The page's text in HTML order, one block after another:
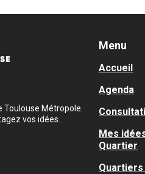
Toulouse Métropole.
vos idées.
Menu
Accueil
Agenda
Mes
Quartier
Quartiers